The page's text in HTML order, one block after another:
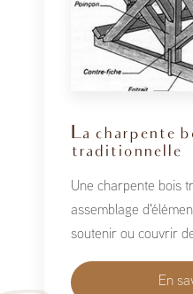
La charpente
traditionnelle
Une charpente bois
assemblage
soutenir ou couvrir
En